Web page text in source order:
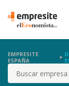
EMPRESITE
ESPAÑA
Buscar